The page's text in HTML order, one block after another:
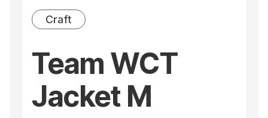
Craft
Team WCT
Jacket M